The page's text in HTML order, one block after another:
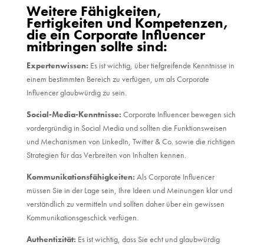
Weitere Fähigkeiten,
Fertigkeiten und Kompetenzen,
die ein Corporate Influencer
mitbringen sollte sind:
Expertenwissen: Es ist wichtig, über tiefgreifende Kenntnisse in
einem bestimmten Bereich zu verfügen, um als Corporate
Influencer glaubwürdig zu sein.
Social-Media-Kenntnisse: Corporate Influencer bewegen sich
vordergründig in Social Media und sollten die Funktionsweisen
und Mechanismen von LinkedIn, Twitter & Co. sowie die richtigen
Strategien für das Verbreiten von Inhalten kennen.
Kommunikationsfähigkeiten: Als Corporate Influencer
müssen Sie in der Lage sein, Ihre Ideen und Meinungen klar und
verständlich zu vermitteln und sollten daher über ein gewissen
Kommunikationsgeschick verfügen.
Authentizität: Es ist wichtig, dass Sie echt und glaubwürdig